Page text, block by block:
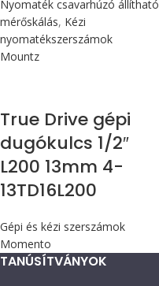
Nyomaték csavarhúzó állítható
mérőskálás, Kézi
nyomatékszerszámok
Mountz
True Drive gépi
dugókulcs 1/2″
L200 13mm 4-
13TD16L200
Gépi és kézi szerszámok
Momento
TANÚSÍTVÁNYOK